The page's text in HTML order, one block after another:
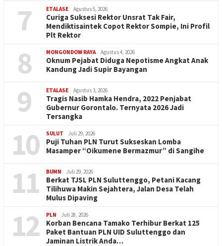
7 ETALASE Agustus 5, 2026
Curiga Suksesi Rektor Unsrat Tak Fair,
Mendiktisaintek Copot Rektor Sompie, Ini Profil
Plt Rektor
8 MONGONDOW RAYA Agustus 4, 2026
Oknum Pejabat Diduga Nepotisme Angkat Anak
Kandung Jadi Supir Bayangan
9 ETALASE Agustus 3, 2026
Tragis Nasib Hamka Hendra, 2022 Penjabat
Gubernur Gorontalo. Ternyata 2026 Jadi
Tersangka
10 SULUT Juli 29, 2026
Puji Tuhan PLN Turut Sukseskan Lomba
Masamper “Oikumene Bermazmur” di Sangihe
11 BUMN Juli 29, 2026
Berkat TJSL PLN Suluttenggo, Petani Kacang
Tilihuwa Makin Sejahtera, Jalan Desa Telah
Mulus Dipaving
12 PLN Juli 28, 2026
Korban Bencana Tamako Terhibur Berkat 125
Paket Bantuan PLN UID Suluttenggo dan
Jaminan Listrik Anda…